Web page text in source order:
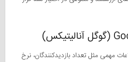
مهمی مثل تعداد بازدیدکنندگان، نرخ